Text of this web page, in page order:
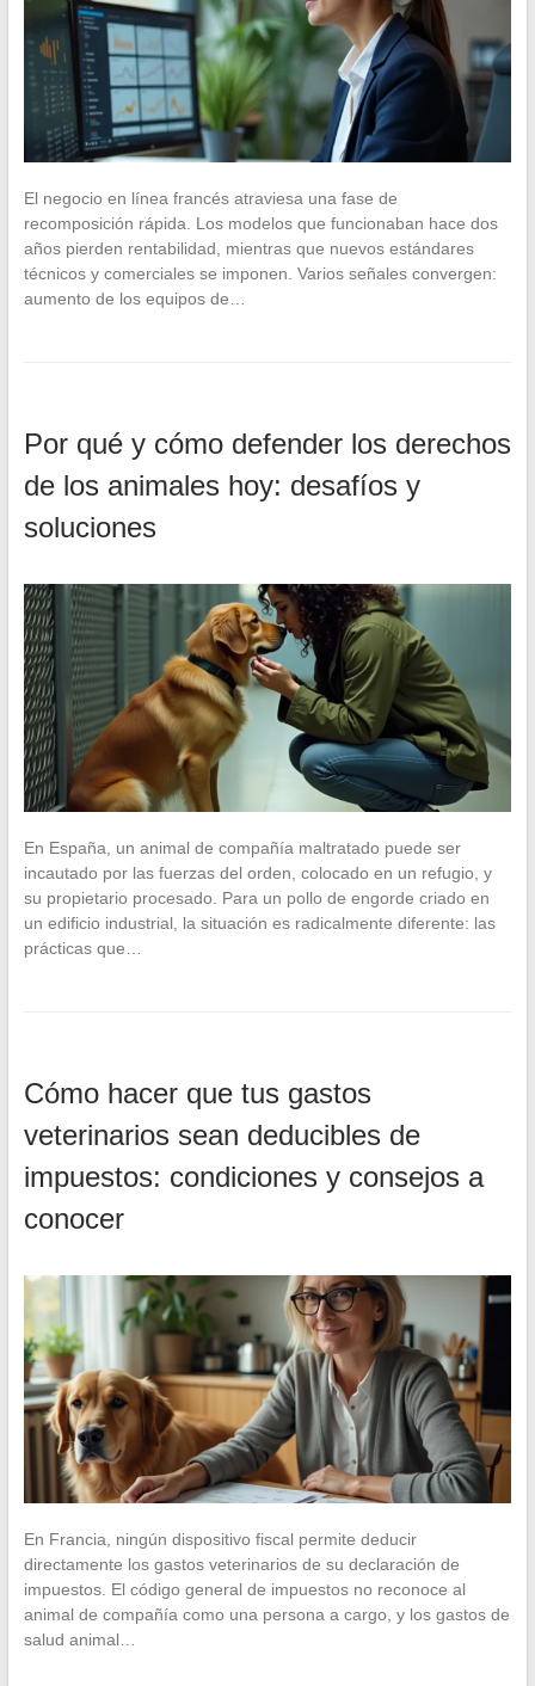
El negocio en línea francés atraviesa una fase de
recomposición rápida. Los modelos que funcionaban hace dos
años pierden rentabilidad, mientras que nuevos estándares
técnicos y comerciales se imponen. Varios señales convergen:
aumento de los equipos de…
Por qué y cómo defender los derechos
de los animales hoy: desafíos y
soluciones
En España, un animal de compañía maltratado puede ser
incautado por las fuerzas del orden, colocado en un refugio, y
su propietario procesado. Para un pollo de engorde criado en
un edificio industrial, la situación es radicalmente diferente: las
prácticas que…
Cómo hacer que tus gastos
veterinarios sean deducibles de
impuestos: condiciones y consejos a
conocer
En Francia, ningún dispositivo fiscal permite deducir
directamente los gastos veterinarios de su declaración de
impuestos. El código general de impuestos no reconoce al
animal de compañía como una persona a cargo, y los gastos de
salud animal…